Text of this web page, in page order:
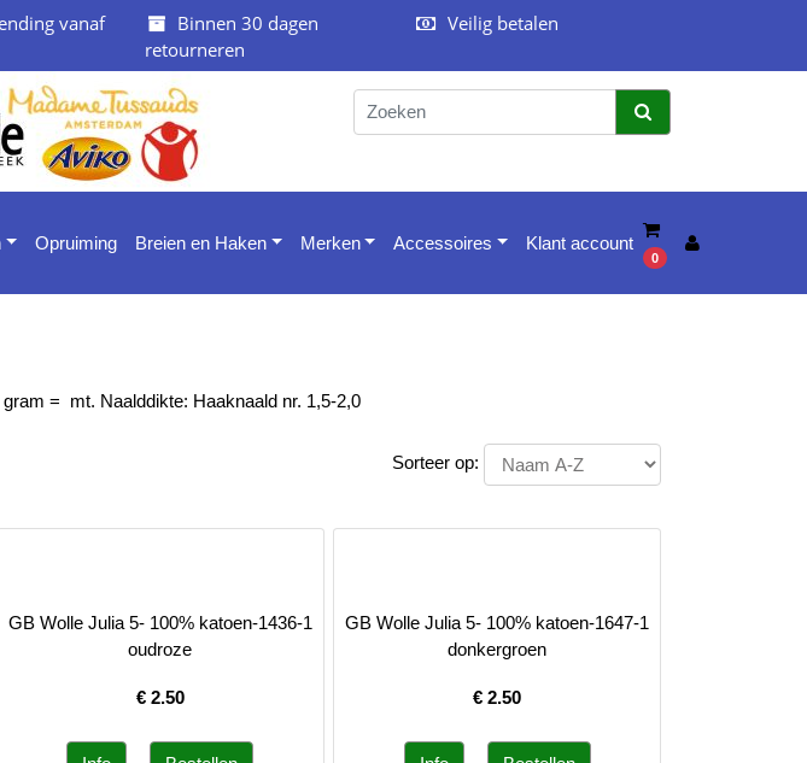
vanaf
Binnen 30 dagen
retourneren
Veilig betalen
Opruiming Breien en Haken Merken Accessoires Klant account
0
= mt. Naalddikte: Haaknaald nr. 1,5-2,0
Sorteer op:
GB Wolle Julia 5- 100% katoen-1436-1
oudroze
€ 2.50
GB Wolle Julia 5- 100% katoen-1647-1
donkergroen
€2.50